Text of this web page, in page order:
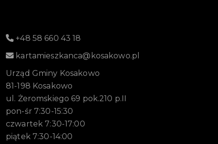
+48 58 660 43 18
kartamieszkanca@kosakowo.pl
Urząd Gminy Kosakowo
81-198 Kosakowo
ul. Żeromskiego 69 pok.210 p.II
pon-śr 7:30-15:30
czwartek 7:30-17:00
piątek 7:30-14:00